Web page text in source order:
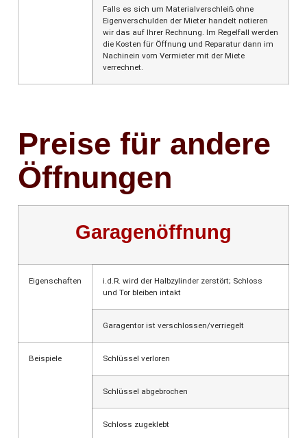
Falls es sich um Materialverschleiß ohne
Eigenverschulden der Mieter handelt notieren
wir das auf Ihrer Rechnung. Im Regelfall werden
die Kosten für Öffnung und Reparatur dann im
Nachinein vom Vermieter mit der Miete
verrechnet.
Preise für andere
Öffnungen
Garagenöffnung
Eigenschaften
i.d.R. wird der Halbzylinder zerstört; Schloss
und Tor bleiben intakt
Garagentor ist verschlossen/verriegelt
Beispiele Schlüssel verloren
Schlüssel abgebrochen
Schloss zugeklebt